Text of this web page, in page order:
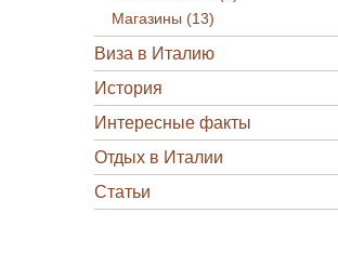
Магазины (13)
Виза в Италию
История
Интересные факты
Отдых в Италии
Статьи